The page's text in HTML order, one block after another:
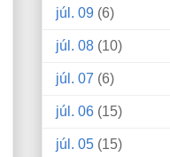
júl. 09 (6)
júl. 08 (10)
júl. 07 (6)
júl. 06 (15)
júl. 05 (15)